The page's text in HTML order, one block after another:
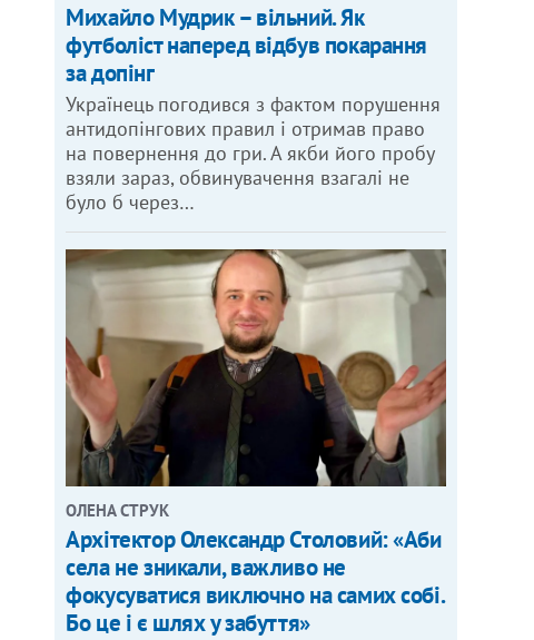
Михайло Мудрик – вільний. Як
футболіст наперед відбув покарання
за допінг
Українець погодився з фактом порушення
антидопінгових правил і отримав право
на повернення до гри. А якби його пробу
взяли зараз, обвинувачення взагалі не
було б через…
ОЛЕНА СТРУК
Архітектор Олександр Столовий: «Аби
села не зникали, важливо не
фокусуватися виключно на самих собі.
Бо це і є шлях у забуття»